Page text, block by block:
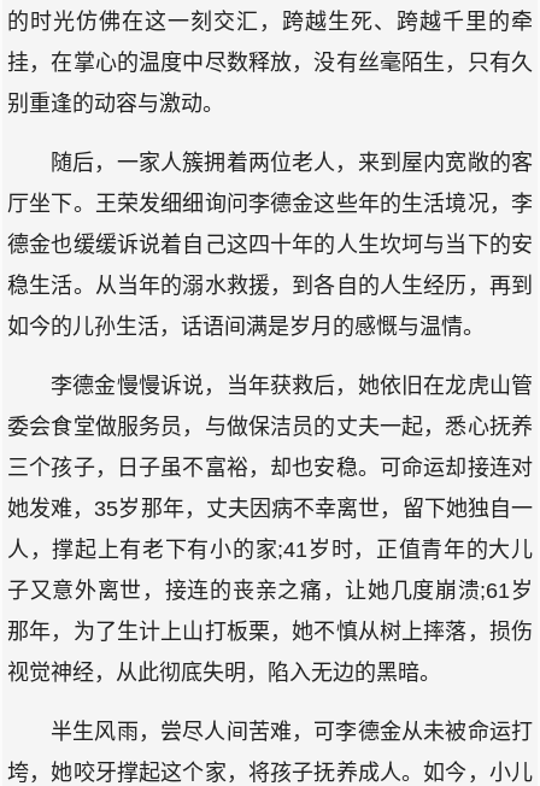
的时光仿佛在这一刻交汇，跨越生死、跨越千里的牵
挂，在掌心的温度中尽数释放，没有丝毫陌生，只有久
别重逢的动容与激动。
随后，一家人簇拥着两位老人，来到屋内宽敞的客
厅坐下。王荣发细细询问李德金这些年的生活境况，李
德金也缓缓诉说着自己这四十年的人生坎坷与当下的安
稳生活。从当年的溺水救援，到各自的人生经历，再到
如今的儿孙生活，话语间满是岁月的感慨与温情。
李德金慢慢诉说，当年获救后，她依旧在龙虎山管
委会食堂做服务员，与做保洁员的丈夫一起，悉心抚养
三个孩子，日子虽不富裕，却也安稳。可命运却接连对
她发难，35岁那年，丈夫因病不幸离世，留下她独自一
人，撑起上有老下有小的家;41岁时，正值青年的大儿
子又意外离世，接连的丧亲之痛，让她几度崩溃;61岁
那年，为了生计上山打板栗，她不慎从树上摔落，损伤
视觉神经，从此彻底失明，陷入无边的黑暗。
半生风雨，尝尽人间苦难，可李德金从未被命运打
垮，她咬牙撑起这个家，将孩子抚养成人。如今，小儿